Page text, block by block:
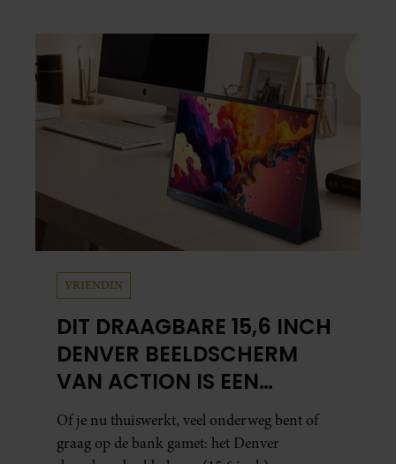
VRIENDIN
DIT DRAAGBARE 15,6 INCH
DENVER BEELDSCHERM
VAN ACTION IS EEN
GAMECHANGER VOOR
THUISWERKERS ÉN BINGE-
Of je nu thuiswerkt, veel onderweg bent of
graag op de bank gamet: het Denver